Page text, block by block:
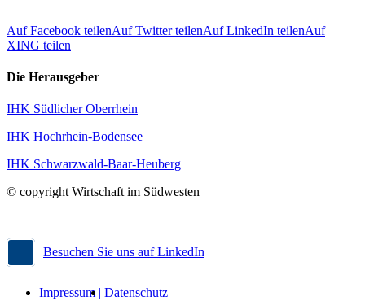
Auf Facebook teilenAuf Twitter teilenAuf LinkedIn teilenAuf
XING teilen
Die Herausgeber
IHK Südlicher Oberrhein
IHK Hochrhein-Bodensee
IHK Schwarzwald-Baar-Heuberg
© copyright Wirtschaft im Südwesten
Besuchen Sie uns auf LinkedIn
Impressum | Datenschutz